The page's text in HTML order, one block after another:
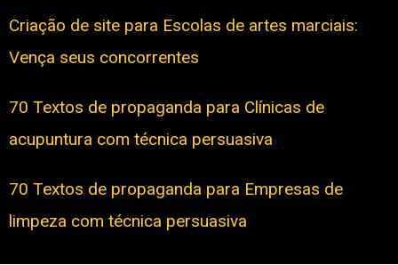
Criação de site para Escolas de artes marciais:
Vença seus concorrentes
70 Textos de propaganda para Clínicas de
acupuntura com técnica persuasiva
70 Textos de propaganda para Empresas de
limpeza com técnica persuasiva